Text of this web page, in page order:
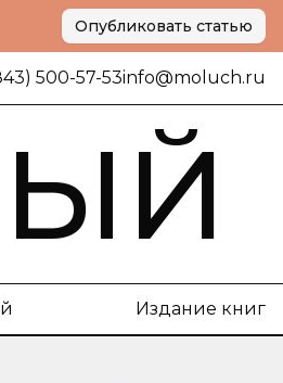
Опубликовать статью
500-57-53info@moluch.ru
Издание книг